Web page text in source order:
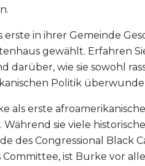
erste in ihrer Gemeinde
gewählt. Erfahren
darüber, wie sie sowohl
Politik
als erste
sie viele
des Congressional Black
ist Burke vor